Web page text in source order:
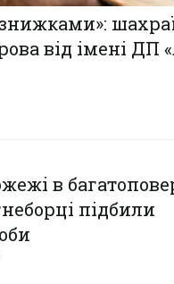
від імені ДП
в
підбили